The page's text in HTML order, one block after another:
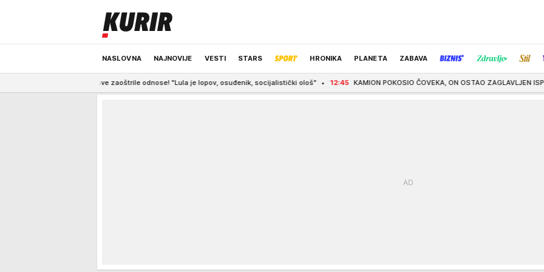
NASLOVNA NAJNOVIJE VESTI STARS HRONIKA PLANETA ZABAVA
ODRŽIVA BUDUĆNOST REGION NEWS IZBOR UREDNIKA
države zaoštrile odnose! "Lula je lopov, osuđenik, socijalistički ološ" 12:45 KAMION POKOSIO ČOVEKA, ON OSTAO ZAGLAVLJEN ISPOD KABINE!